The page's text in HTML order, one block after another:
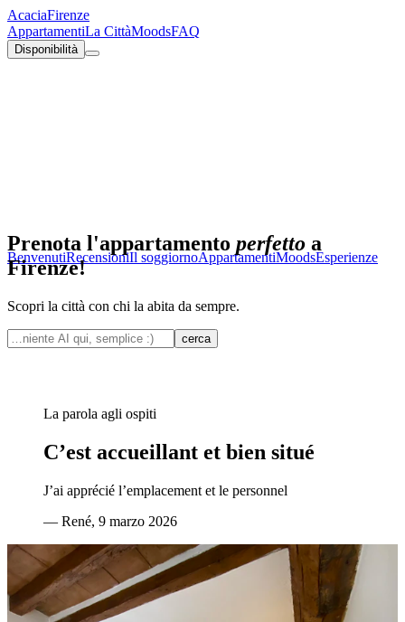
AcaciaFirenze
AppartamentiLa CittàMoodsFAQ
Disponibilità
BenvenutiRecensioniIl soggiornoAppartamentiMoodsEsperienze
Prenota l'appartamento perfetto a
Firenze!
Scopri la città con chi la abita da sempre.
cerca
La parola agli ospiti
C’est accueillant et bien situé
J’ai apprécié l’emplacement et le personnel
— René, 9 marzo 2026